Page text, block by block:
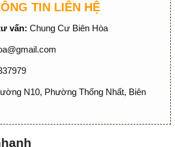
TIN LIÊN HỆ
vấn: Chung Cư Biên Hòa
N10, Phường Thống Nhất, Biên